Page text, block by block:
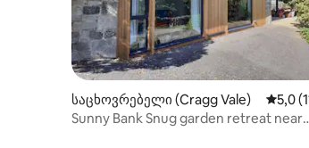
საცხოვრებელი (Cragg Vale)
5,0
Sunny Bank Snug garden retreat near